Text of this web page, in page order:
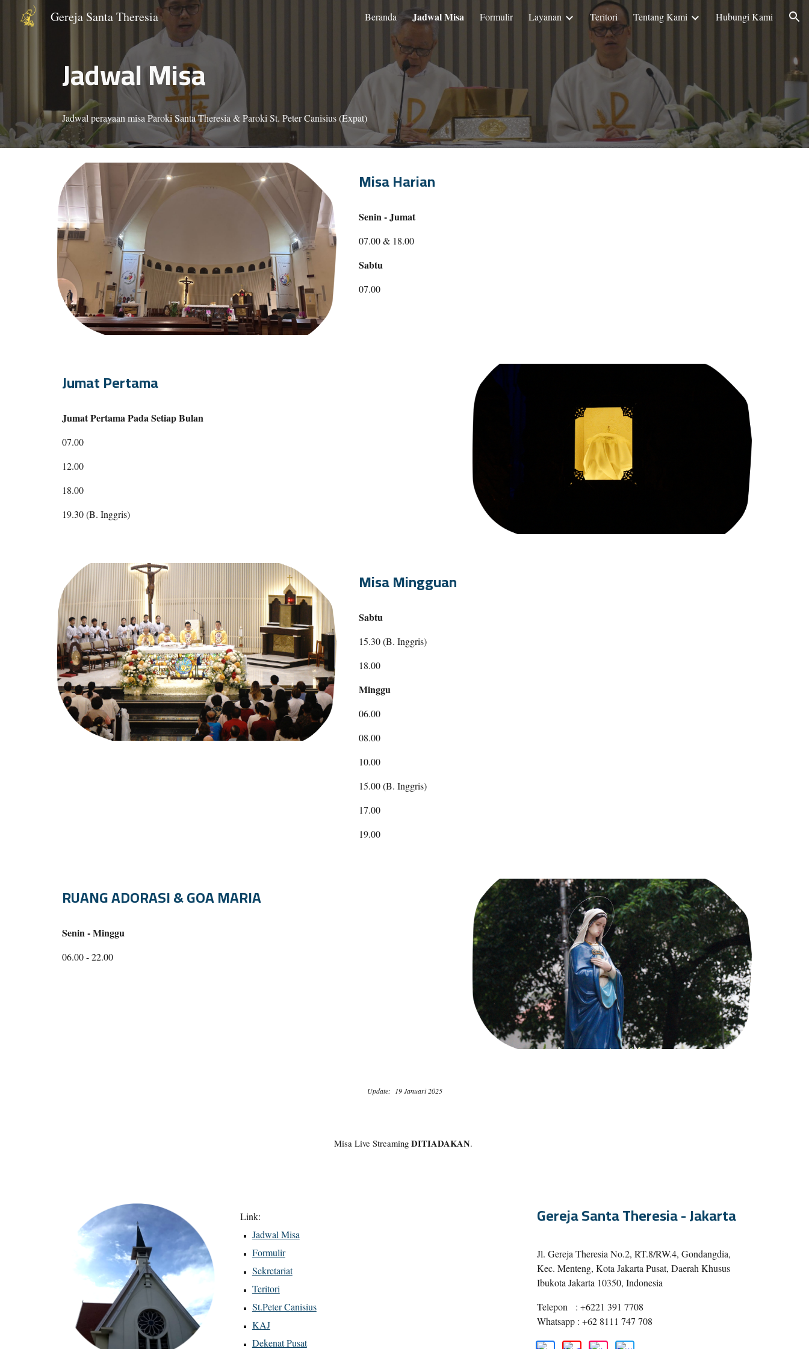
Skip to navigation
Gereja Santa Theresia Beranda Jadwal Misa Formulir Layanan Teritori Tentang Kami Hubungi Kami
Jadwal Misa
Jadwal perayaan misa Paroki Santa Theresia & Paroki St. Peter Canisius (Expat)
Misa Harian
Senin - Jumat
07.00 & 18.00
Sabtu
07.00
Jumat Pertama
Jumat Pertama Pada Setiap Bulan
07.00
12.00
18.00
19.30 (B. Inggris)
Misa Mingguan
Sabtu
15.30 (B. Inggris)
18.00
Minggu
06.00
08.00
10.00
15.00 (B. Inggris)
17.00
19.00
RUANG ADORASI & GOA MARIA
Senin - Minggu
06.00 - 22.00
Update: 19 Januari 2025
Misa Live Streaming DITIADAKAN.
Link:
Jadwal Misa
Formulir
Sekretariat
Teritori
St.Peter Canisius
KAJ
Dekenat Pusat
Gereja Santa Theresia - Jakarta
Jl. Gereja Theresia No.2, RT.8/RW.4, Gondangdia,
Kec. Menteng, Kota Jakarta Pusat, Daerah Khusus
Ibukota Jakarta 10350, Indonesia
Telepon
: +6221 391 7708
Whatsapp : +62 8111 747 708